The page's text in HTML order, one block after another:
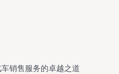
销售服务的卓越之道